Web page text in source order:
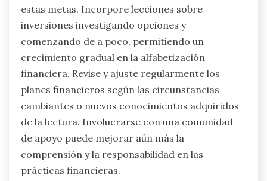
estas metas. Incorpore lecciones sobre
inversiones investigando opciones y
comenzando de a poco, permitiendo un
crecimiento gradual en la alfabetización
financiera. Revise y ajuste regularmente los
planes financieros según las circunstancias
cambiantes o nuevos conocimientos adquiridos
de la lectura. Involucrarse con una comunidad
de apoyo puede mejorar aún más la
comprensión y la responsabilidad en las
prácticas financieras.